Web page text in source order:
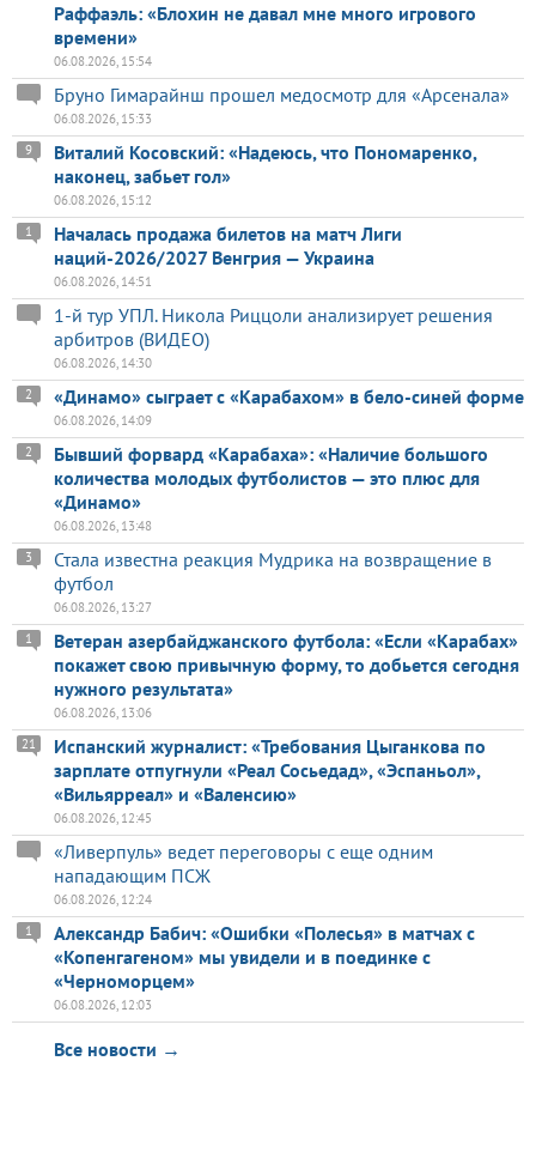
Раффаэль: «Блохин не давал мне много игрового
времени»
06.08.2026, 15:54
Бруно Гимарайнш прошел медосмотр для «Арсенала»
06.08.2026, 15:33
Виталий Косовский: «Надеюсь, что Пономаренко,
наконец, забьет гол»
9
06.08.2026, 15:12
Началась продажа билетов на матч Лиги
наций-2026/2027 Венгрия — Украина
1
06.08.2026, 14:51
1-й тур УПЛ. Никола Риццоли анализирует решения
арбитров (ВИДЕО)
06.08.2026, 14:30
«Динамо» сыграет с «Карабахом» в бело-синей форме
2
06.08.2026, 14:09
Бывший форвард «Карабаха»: «Наличие большого
количества молодых футболистов — это плюс для
«Динамо»
2
06.08.2026, 13:48
Стала известна реакция Мудрика на возвращение в
футбол
3
06.08.2026, 13:27
Ветеран азербайджанского футбола: «Если «Карабах»
покажет свою привычную форму, то добьется сегодня
нужного результата»
1
06.08.2026, 13:06
Испанский журналист: «Требования Цыганкова по
зарплате отпугнули «Реал Сосьедад», «Эспаньол»,
«Вильярреал» и «Валенсию»
21
06.08.2026, 12:45
«Ливерпуль» ведет переговоры с еще одним
нападающим ПСЖ
06.08.2026, 12:24
Александр Бабич: «Ошибки «Полесья» в матчах с
«Копенгагеном» мы увидели и в поединке с
«Черноморцем»
1
06.08.2026, 12:03
Все новости →